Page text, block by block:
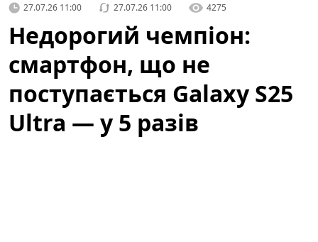
27.07.26 11:00 27.07.26 11:00 4275
Недорогий чемпіон:
смартфон, що не
поступається Galaxy S25
Ultra — у 5 разів